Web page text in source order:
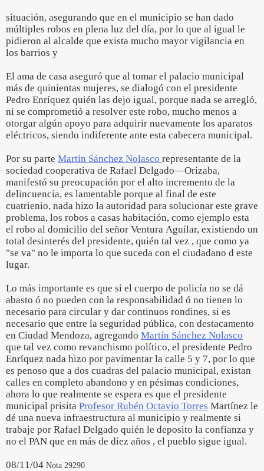
situación, asegurando que en el municipio se han dado
múltiples robos en plena luz del día, por lo que al igual le
pidieron al alcalde que exista mucho mayor vigilancia en
los barrios y
El ama de casa aseguró que al tomar el palacio municipal
más de quinientas mujeres, se dialogó con el presidente
Pedro Enríquez quién las dejo igual, porque nada se arregló,
ni se comprometió a resolver este robo, mucho menos a
otorgar algún apoyo para adquirir nuevamente los aparatos
eléctricos, siendo indiferente ante esta cabecera municipal.
Por su parte Martín Sánchez Nolasco representante de la
sociedad cooperativa de Rafael Delgado—Orizaba,
manifestó su preocupación por el alto incremento de la
delincuencia, es lamentable porque al final de este
cuatrienio, nada hizo la autoridad para solucionar este grave
problema, los robos a casas habitación, como ejemplo esta
el robo al domicilio del señor Ventura Aguilar, existiendo un
total desinterés del presidente, quién tal vez , que como ya
"se va" no le importa lo que suceda con el ciudadano d este
lugar.
Lo más importante es que si el cuerpo de policía no se dá
abasto ó no pueden con la responsabilidad ó no tienen lo
necesario para circular y dar continuos rondines, si es
necesario que entre la seguridad pública, con destacamento
en Ciudad Mendoza, agregando Martín Sánchez Nolasco
que tal vez como revanchismo político, el presidente Pedro
Enríquez nada hizo por pavimentar la calle 5 y 7, por lo que
es penoso que a dos cuadras del palacio municipal, existan
calles en completo abandono y en pésimas condiciones,
ahora lo que realmente se espera es que el presidente
municipal prisita Profesor Rubén Octavio Torres Martínez le
dé una nueva infraestructura al municipio y realmente si
trabaje por Rafael Delgado quién le deposito la confianza y
no el PAN que en más de diez años , el pueblo sigue igual.
08/11/04 Nota 29290